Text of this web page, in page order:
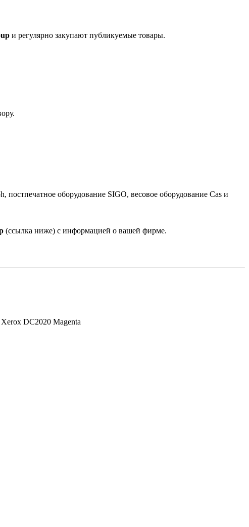
и регулярно закупают публикуемые товары.
оборудование SIGO, весовое оборудование Cas и
(ссылка ниже) с информацией о вашей фирме.
DC2020 Magenta